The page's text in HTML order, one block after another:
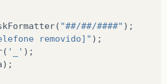
( "##/##/####" );
removido]" );
( '_' );
);